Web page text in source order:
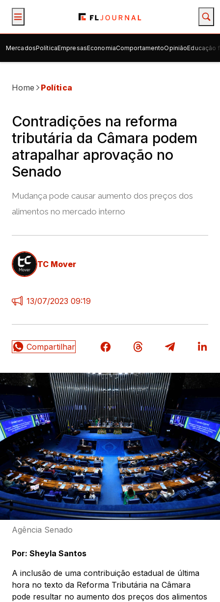
MercadosPolíticaEmpresasEconomiaComportamentoOpiniãoEducação
Home Política
Contradições na reforma
tributária da Câmara podem
atrapalhar aprovação no
Senado
Mudança pode causar aumento dos preços dos
alimentos no mercado interno
TC Mover
13/07/2023 09:19
Agência Senado
Por: Sheyla Santos
A inclusão de uma contribuição estadual de última
hora no texto da Reforma Tributária na Câmara
pode resultar no aumento dos preços dos alimentos